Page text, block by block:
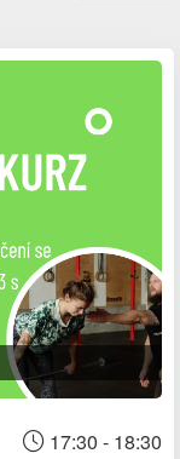
17:30 - 18:30